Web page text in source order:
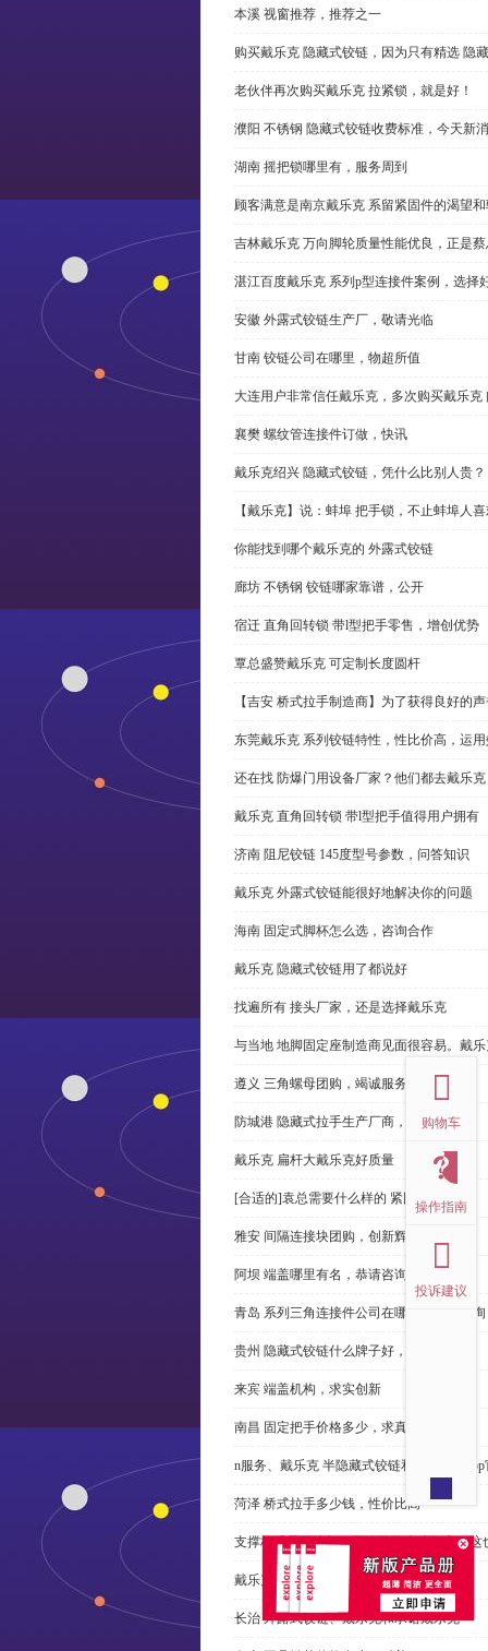
本溪 视窗推荐，推荐之一
购买戴乐克 隐藏式铰链，因为只有精选 隐
老伙伴再次购买戴乐克 拉紧锁，就是好！
濮阳 不锈钢 隐藏式铰链收费标准，今天新
湖南 摇把锁哪里有，服务周到
顾客满意是南京戴乐克 系留紧固件的渴望
吉林戴乐克 万向脚轮质量性能优良，正是
湛江百度戴乐克 系列p型连接件案例，选择
安徽 外露式铰链生产厂，敬请光临
甘南 铰链公司在哪里，物超所值
大连用户非常信任戴乐克，多次购买戴乐克
襄樊 螺纹管连接件订做，快讯
戴乐克绍兴 隐藏式铰链，凭什么比别人贵？
【戴乐克】说：蚌埠 把手锁，不止蚌埠人
你能找到哪个戴乐克的 外露式铰链
廊坊 不锈钢 铰链哪家靠谱，公开
宿迁 直角回转锁 带l型把手零售，增创优势
覃总盛赞戴乐克 可定制长度圆杆
【吉安 桥式拉手制造商】为了获得良好的
东莞戴乐克 系列铰链特性，性比价高，运
还在找 防爆门用设备厂家？他们都去戴乐克
戴乐克 直角回转锁 带l型把手值得用户拥有
济南 阻尼铰链 145度型号参数，问答知识
戴乐克 外露式铰链能很好地解决你的问题
海南 固定式脚杯怎么选，咨询合作
戴乐克 隐藏式铰链用了都说好
找遍所有 接头厂家，还是选择戴乐克
与当地 地脚固定座制造商见面很容易。戴
遵义 三角螺母团购，竭诚服务
防城港 隐藏式拉手生产厂商，尊重客户
戴乐克 扁杆大戴乐克好质量
[合适的]袁总需要什么样的 紧固件？
雅安 间隔连接块团购，创新辉煌
阿坝 端盖哪里有名，恭请咨询
青岛 系列三角连接件公司在哪里，免费咨询
贵州 隐藏式铰链什么牌子好，恭请来电
来宾 端盖机构，求实创新
南昌 固定把手价格多少，求真务实
n服务、戴乐克 半隐藏式铰链和米乐体育
菏泽 桥式拉手多少钱，性价比高
支撑杆质量不达标？无论价格多么便宜，这
戴乐克 系列三角螺母不好，但更好
长治 外露式铰链、戴乐克和承诺戴乐克
top
购物车
操作指南
投诉建议